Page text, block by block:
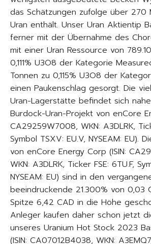
das Schätzungen zufolge über 270
Uran enthält. Unser Uran Aktientip
ferner mit der Übernahme des
mit einer Uran Ressource von
0,111% U3O8 der Kategorie
Tonnen zu 0,115% U3O8 der
einen Paukenschlag gesorgt. Die
Uran-Lagerstätte befindet sich
Burdock-Uran-Projekt von enCore
CA29259W7008, WKN: A3DLRK,
Symbol TSXV: EU.V, NYSEAM: EU).
von enCore Energy Corp (ISIN:
WKN: A3DLRK, Ticker FSE: 6TU.F,
NYSEAM: EU) sind in den
beeindruckende 21.300% von 0,03
Spitze 6,42 CAD in die Höhe
Anleger kaufen daher schon jetzt
unseres Uranium Hot Stock 2023
(ISIN: CA07012B4038, WKN: